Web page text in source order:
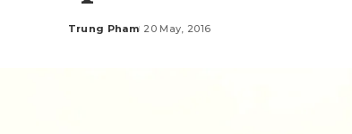
Posted
Trung Pham 20 May, 2016